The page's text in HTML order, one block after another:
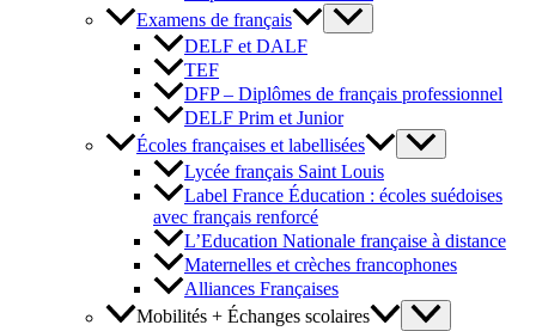
Examens de français
DELF et DALF
TEF
DFP – Diplômes de français professionnel
DELF Prim et Junior
Écoles françaises et labellisées
Lycée français Saint Louis
Label France Éducation : écoles suédoises
avec français renforcé
L’Education Nationale française à distance
Maternelles et crèches francophones
Alliances Françaises
Mobilités + Échanges scolaires